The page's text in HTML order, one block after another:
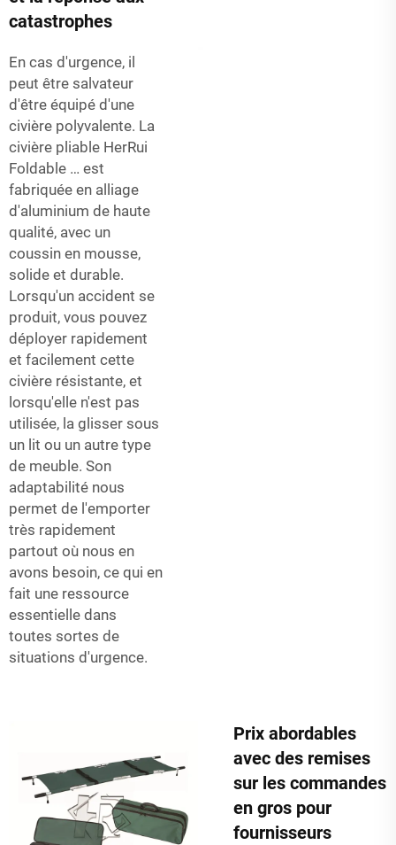
catastrophes
En cas d'urgence, il
peut être salvateur
d'être équipé d'une
civière polyvalente. La
civière pliable HerRui
Foldable … est
fabriquée en alliage
d'aluminium de haute
qualité, avec un
coussin en mousse,
solide et durable.
Lorsqu'un accident se
produit, vous pouvez
déployer rapidement
et facilement cette
civière résistante, et
lorsqu'elle n'est pas
utilisée, la glisser sous
un lit ou un autre type
de meuble. Son
adaptabilité nous
permet de l'emporter
très rapidement
partout où nous en
avons besoin, ce qui en
fait une ressource
essentielle dans
toutes sortes de
situations d'urgence.
Prix abordables
avec des remises
sur les commandes
en gros pour
fournisseurs